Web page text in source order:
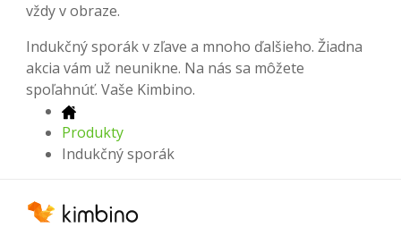
vždy v obraze.
Indukčný sporák v zľave a mnoho ďalšieho. Žiadna
akcia vám už neunikne. Na nás sa môžete
spoľahnúť. Vaše Kimbino.
Produkty
Indukčný sporák